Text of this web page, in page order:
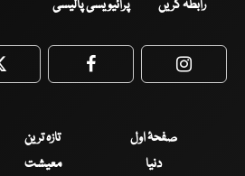
رابطہ کریں پرائیویسی پالیسی
Twitter Facebook
صفحۂ اول تازہ ترین
دنیا
معیشت